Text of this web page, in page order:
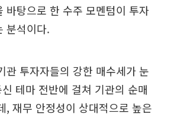
바탕으로 한 수주 모멘텀이 투자
분석이다.
관 투자자들의 강한 매수세가 눈
테마 전반에 걸쳐 기관의 순매
, 재무 안정성이 상대적으로 높은